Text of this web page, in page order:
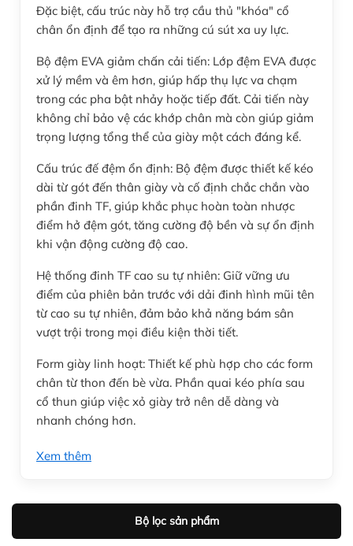
Đặc biệt, cấu trúc này hỗ trợ cầu thủ "khóa" cổ
chân ổn định để tạo ra những cú sút xa uy lực.
Bộ đệm EVA giảm chấn cải tiến: Lớp đệm EVA được
xử lý mềm và êm hơn, giúp hấp thụ lực va chạm
trong các pha bật nhảy hoặc tiếp đất. Cải tiến này
không chỉ bảo vệ các khớp chân mà còn giúp giảm
trọng lượng tổng thể của giày một cách đáng kể.
Cấu trúc đế đệm ổn định: Bộ đệm được thiết kế kéo
dài từ gót đến thân giày và cố định chắc chắn vào
phần đinh TF, giúp khắc phục hoàn toàn nhược
điểm hở đệm gót, tăng cường độ bền và sự ổn định
khi vận động cường độ cao.
Hệ thống đinh TF cao su tự nhiên: Giữ vững ưu
điểm của phiên bản trước với dải đinh hình mũi tên
từ cao su tự nhiên, đảm bảo khả năng bám sân
vượt trội trong mọi điều kiện thời tiết.
Form giày linh hoạt: Thiết kế phù hợp cho các form
chân từ thon đến bè vừa. Phần quai kéo phía sau
cổ thun giúp việc xỏ giày trở nên dễ dàng và
nhanh chóng hơn.
Xem thêm
Bộ lọc sản phẩm